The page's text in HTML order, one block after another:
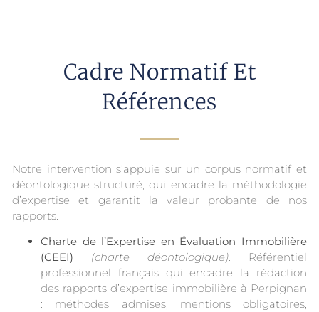
Cadre Normatif Et
Références
Notre intervention s’appuie sur un corpus normatif et
déontologique structuré, qui encadre la méthodologie
d’expertise et garantit la valeur probante de nos
rapports.
Charte de l’Expertise en Évaluation Immobilière
(CEEI)
(charte déontologique). Référentiel
professionnel français qui encadre la rédaction
des rapports d’expertise immobilière à Perpignan
: méthodes admises, mentions obligatoires,